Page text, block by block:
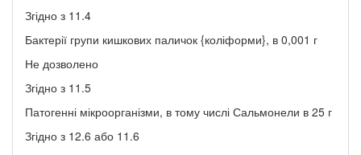
Згідно з 11.4
Бактерії групи кишкових паличок {коліформи}, в 0,001 г
Не дозволено
Згідно з 11.5
Патогенні мікроорганізми, в тому числі Сальмонели в 25 г
Згідно з 12.6 або 11.6